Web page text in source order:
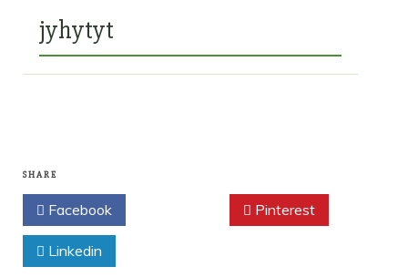
jyhytyt
SHARE
Facebook Pinterest
Linkedin